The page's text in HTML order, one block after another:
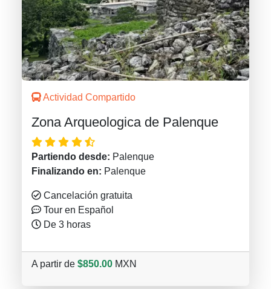
Actividad Compartido
Zona Arqueologica de Palenque
Partiendo desde: Palenque
Finalizando en: Palenque
Cancelación gratuita
Tour en Español
De 3 horas
A partir de $850.00 MXN